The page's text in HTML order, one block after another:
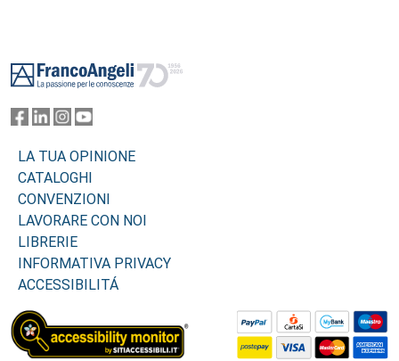
LA TUA OPINIONE
CATALOGHI
CONVENZIONI
LAVORARE CON NOI
LIBRERIE
INFORMATIVA PRIVACY
ACCESSIBILITÁ